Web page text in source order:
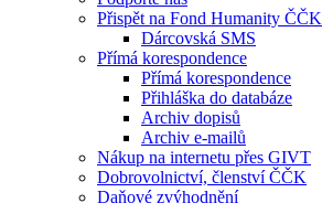
Přispět na Fond Humanity ČČK
Dárcovská SMS
Přímá korespondence
Přímá korespondence
Přihláška do databáze
Archiv dopisů
Archiv e-mailů
Nákup na internetu přes GIVT
Dobrovolnictví, členství ČČK
Daňové zvýhodnění